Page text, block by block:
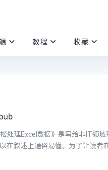
教程 收藏
处理Excel数据》是写给非IT领
在叙述上通俗易懂。为了让读者